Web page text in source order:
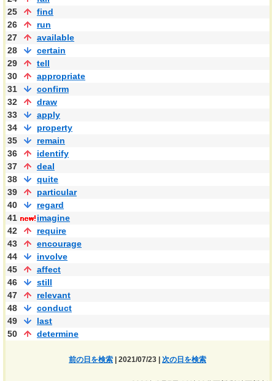
25
find
26
run
27
available
28
certain
29
tell
30
appropriate
31
confirm
32
draw
33
apply
34
property
35
remain
36
identify
37
deal
38
quite
39
particular
40
regard
41
imagine
42
require
43
encourage
44
involve
45
affect
46
still
47
relevant
48
conduct
49
last
50
determine
前の日を検索 | 2021/07/23 | 次の日を検索